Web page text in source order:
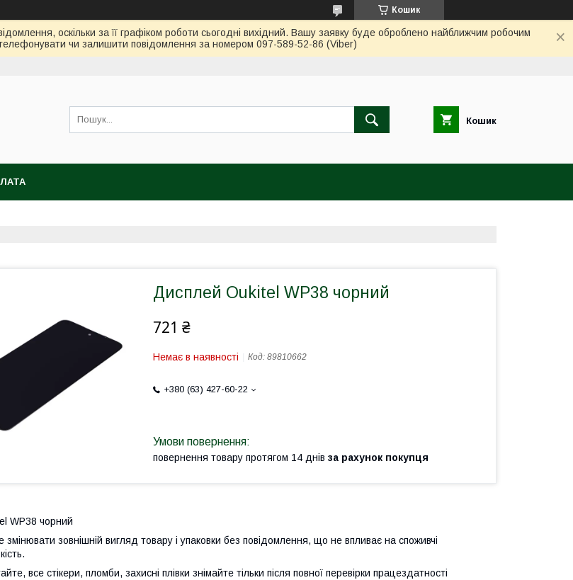
Кошик
оскільки за її графіком роботи сьогодні вихідний. Вашу заявку буде оброблено найближчим робочим
чи залишити повідомлення за номером 097-589-52-86 (Viber)
Кошик
Дисплей Oukitel WP38 чорний
721 ₴
Немає в наявності Код: 89810662
+380 (63) 427-60-22
повернення товару протягом 14 днів за рахунок покупця
WP38 чорний
зовнішній вигляд товару і упаковки без повідомлення, що не впливає на споживчі
все стікери, пломби, захисні плівки знімайте тільки після повної перевірки працездатності